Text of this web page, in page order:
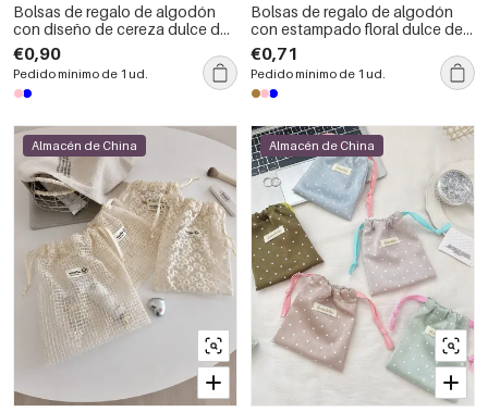
Bolsas de regalo de algodón
con diseño de cereza dulce de
la serie romántica
€0,90
Pedido mínimo de 1 ud.
Bolsas de regalo de algodón
con estampado floral dulce de
la serie romántica
€0,71
Pedido mínimo de 1 ud.
Almacén de China Almacén de China